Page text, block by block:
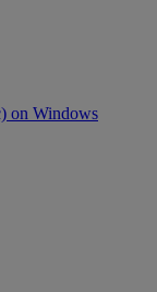
on Windows